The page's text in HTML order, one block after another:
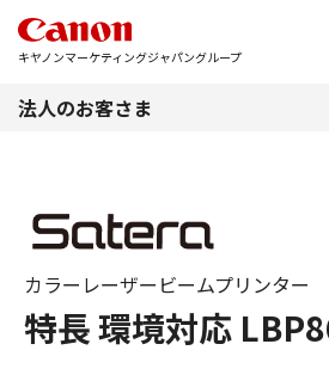
キヤノンマーケティングジャパングループ
法人のお客さま
特長 環境対応
カラーレーザービームプリンター